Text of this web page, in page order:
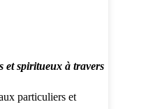
et spiritueux à travers
particuliers et